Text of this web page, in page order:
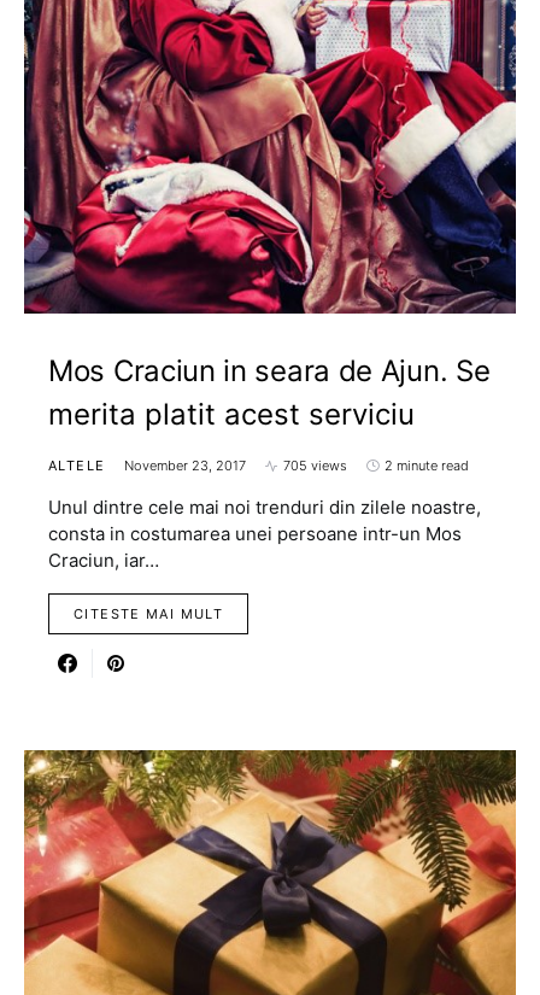
Mos Craciun in seara de Ajun. Se
merita platit acest serviciu
ALTELE November 23, 2017 705 views 2 minute read
Unul dintre cele mai noi trenduri din zilele noastre,
consta in costumarea unei persoane intr-un Mos
Craciun, iar…
CITESTE MAI MULT